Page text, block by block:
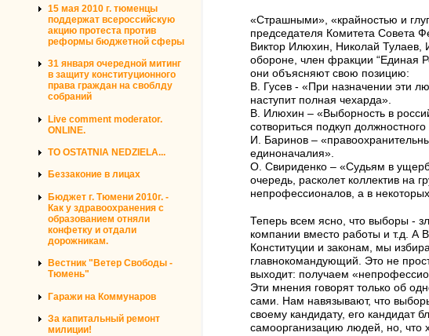
15 мая 2010 г. тюменцы
поддержат всероссийскую
акцию протеста против
реформы бюджетной сферы
31 января очередной митинг
в защиту конституционного
права граждан на своблду
собраний
Live comment moderator.
ONLINE.
TO OSTATNIA NEDZIELA...
Беззаконие в лицах
Бюджет г. Тюмени 2010г. -
Как у здравоохранения с
образованием отняли
конфетку и отдали
дорожникам.
Вестник "Ветер Свободы -
Тюмень"
Гаражи на Коммунаров
За капитальный ремонт
милиции!
«Страшными», «крайностью и
председателя Комитета Совета
Виктор Илюхин, Николай Тулаев,
обороне, член фракции “Единая
они объясняют свою позицию:
В. Гусев - «При назначении эти
наступит полная чехарда».
В. Илюхин – «Выборность в
сотвориться подкуп
И. Баринов –
единоначалия».
О. Свириденко – «Судьям в
очередь, расколет коллектив на
непрофессионалов, а в
Теперь всем ясно, что выборы -
компании вместо работы и т.д. А
Конституции и законам, мы
главнокомандующий. Это не
выходит: получаем
Эти мнения говорят только об
сами. Нам навязывают, что
своему кандидату, его кандидат
самоорганизацию людей, но, что